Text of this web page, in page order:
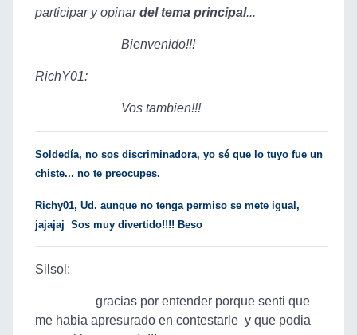
participar y opinardel tema principal...
Bienvenido!!!
RichY01:
Vos tambien!!!
Soldedía, no sos discriminadora, yo sé que lo tuyo fue un
chiste... no te preocupes.
Richy01, Ud. aunque no tenga permiso se mete igual,
jajajaj Sos muy divertido!!!! Beso
Silsol:
gracias por entender porque senti que
me habia apresurado en contestarle y que podia